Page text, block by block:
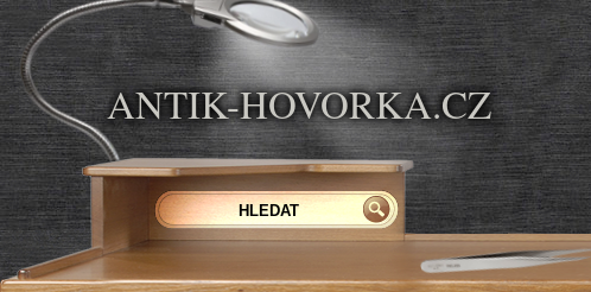
ANTIK-HOVORKA.CZ